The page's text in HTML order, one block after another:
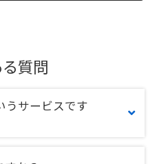
質問
うサービスです